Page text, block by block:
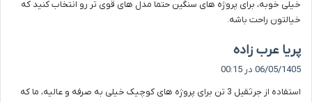
خیلی خوبه، برای پروژه های سنگین حتما مدل های قوی تر رو انتخاب کنید که
خیالتون راحت باشه.
پریا عرب زاده
ف
06/05/1405 در 00:15
استفاده از جرثقیل 3 تن برای پروژه های کوچیک خیلی به صرفه و عالیه، ما که